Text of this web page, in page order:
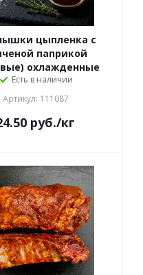
цыпленка с
паприкой
охлажденные
Есть в наличии
Артикул: 111087
руб./кг